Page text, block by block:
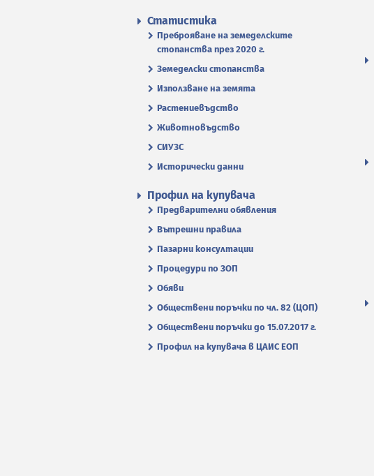
Статистика
Преброяване на земеделските
стопанства през 2020 г.
Земеделски стопанства
Използване на земята
Растениевъдство
Животновъдство
СИУЗС
Исторически данни
Профил на купувача
Предварителни обявления
Вътрешни правила
Пазарни консултации
Процедури по ЗОП
Обяви
Обществени поръчки по чл. 82 (ЦОП)
Обществени поръчки до 15.07.2017 г.
Профил на купувача в ЦАИС ЕОП